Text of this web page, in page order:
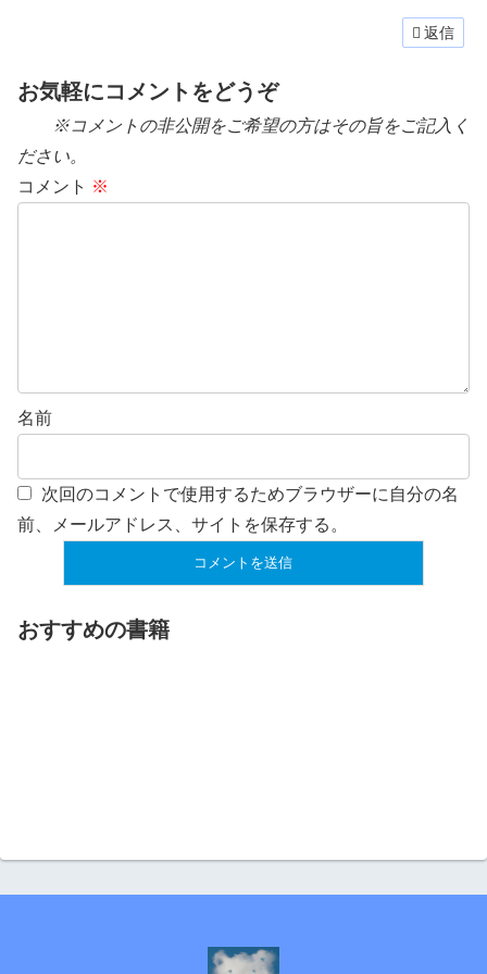
返信
お気軽にコメントをどうぞ
※コメントの非公開をご希望の方はその旨をご記入く
ださい。
コメント ※
名前
次回のコメントで使用するためブラウザーに自分の名
前、メールアドレス、サイトを保存する。
おすすめの書籍